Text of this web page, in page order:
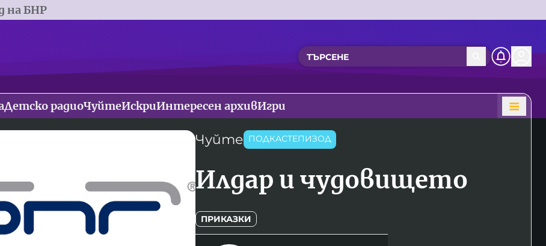
на БНР
Детско радиоЧуйтеИскриИнтересен архивИгри
Чуйте ПОДКАСТЕПИЗОД
Илдар и чудовището
ПРИКАЗКИ